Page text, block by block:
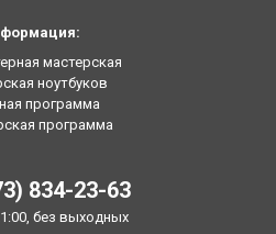
мастерская
ноутбуков
программа
программа
834-23-63
без выходных